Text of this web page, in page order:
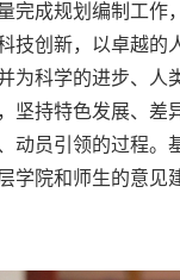
完成规划编制工作
技创新，以卓越的
为科学的进步、人
坚持特色发展、差
动员引领的过程。
学院和师生的意见